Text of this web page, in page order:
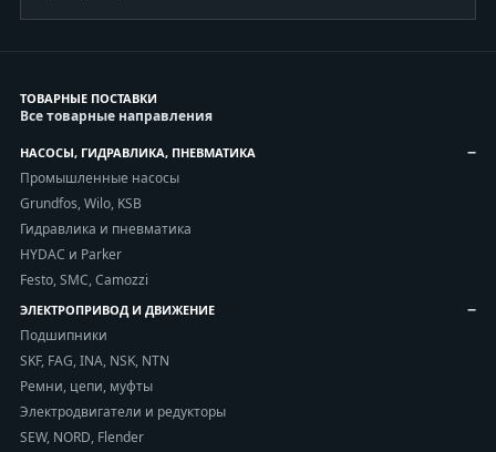
ТОВАРНЫЕ ПОСТАВКИ
Все товарные направления
НАСОСЫ, ГИДРАВЛИКА, ПНЕВМАТИКА
Промышленные насосы
Grundfos, Wilo, KSB
Гидравлика и пневматика
HYDAC и Parker
Festo, SMC, Camozzi
ЭЛЕКТРОПРИВОД И ДВИЖЕНИЕ
Подшипники
SKF, FAG, INA, NSK, NTN
Ремни, цепи, муфты
Электродвигатели и редукторы
SEW, NORD, Flender